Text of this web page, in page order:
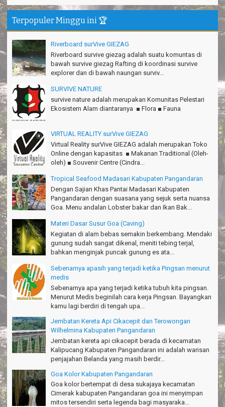
Gn.Ciremai seru banget
Ridwan - Bekasi
Pokonya seru, Amazing gmana?!
Susi - Cimahi
Thanks Gn.Ciremai mantap
Thanks!Green canyon Amazing
William - Singapore
Pangandaran
Jacky - Depok
Haturnuhun kang Arief, Citumang seru!
TRIms surVive GIEZAG telah menemani kami ke Gn.Semeru.
Salam lestari!
Tapak Adventure Club - Bandung Barat
Thanks!
Michael - Sydney
Thanks Bodyrafting Green canyon, extreme, enjoy dan seru
Seru banget Pantai Batukaras!
Sudrajat - Kuningan
エキサイティングなツアー。ありがとう Arief Pangandaran
Nakata-Osaka Japan
Amazing palace
Hiromi - Fukusima Japan
Terpopuler Minggu ini 🏆
Riverboard surVive GIEZAG
Riverboard survive giezag adalah suatu komuntas di
bawah survive giezag Rafting di koordinasi survive
explorer dan di bawah naungan surviv...
SURVIVE NATURE
survive nature adalah merupakan Komunitas Pelestari
Ekosistem Alam diantaranya ■ Flora ■ Fauna
VIRTUAL REALITY surVive GIEZAG
Virtual Reality surVive GIEZAG adalah merupakan Toko
Online dengan kapasitas ■ Makanan Traditional (Oleh-
oleh) ■ Souvenir Centre (Cindra...
Tropical Seafood Madasari Kabupaten Pangandaran
Dengan Sajian Khas Pantai Madasari Kabupaten
Pangandaran dengan suasana yang sejuk serta nuansa
Goa. Menu andalan Lobster bakar dan Ikan Bak...
Materi Dasar Susur Goa (Caving)
Kegiatan di alam bebas semakin berkembang. Mendaki
gunung sudah sangat dikenal, meniti tebing terjal,
bahkan menginjak puncak gunung es ata...
Sebenarnya apasih yang terjadi ketika Pingsan menurut
medis
Sebenarnya apa yang terjadi ketika tubuh kita pingsan.
Menurut Medis beginilah cara kerja Pingsan. Bayangkan
kamu lagi berdiri di tengah upa...
Jembatan Kereta Api Cikacepit dan Terowongan
Wilhelmina Kabupaten Pangandaran
Jembatan kereta api cikacepit berada di kecamatan
Kalipucang Kabupaten Pangandaran ini adalah warisan
penjajahan Belanda yang masih berdir...
Goa Kolor Kabupaten Pangandaran
Goa kolor bertempat di desa sukajaya kecamatan
Cimerak kabupaten Pangandaran goa ini menyimpan
mitos tersendiri serta legenda bagi masyaraka...